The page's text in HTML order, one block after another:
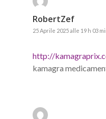
RobertZef
25 Aprile 2025 alle 19 h 03
http://
kamagra